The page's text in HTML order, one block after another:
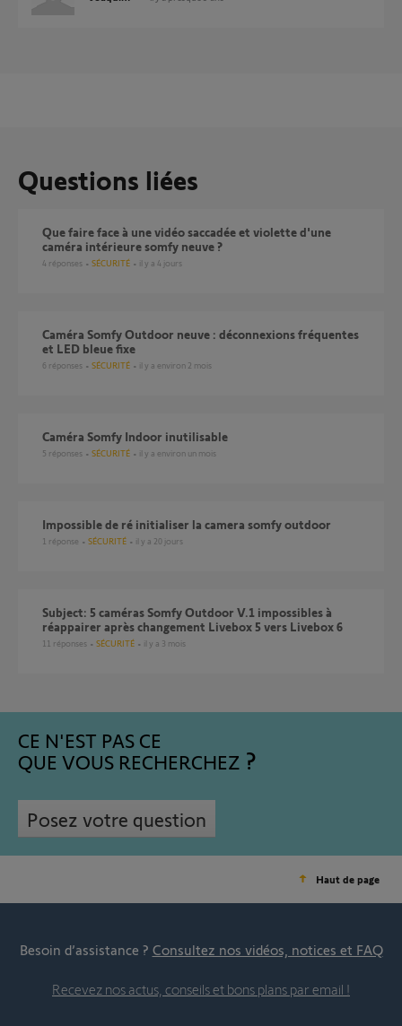
Questions liées
Que faire face à une vidéo saccadée et violette d'une
caméra intérieure somfy neuve ?
4 réponses SÉCURITÉ il y a 4 jours
Caméra Somfy Outdoor neuve : déconnexions fréquentes
et LED bleue fixe
6 réponses SÉCURITÉ il y a environ 2 mois
Caméra Somfy Indoor inutilisable
5 réponses SÉCURITÉ il y a environ un mois
Impossible de ré initialiser la camera somfy outdoor
1 réponse SÉCURITÉ il y a 20 jours
Subject: 5 caméras Somfy Outdoor V.1 impossibles à
réappairer après changement Livebox 5 vers Livebox 6
11 réponses SÉCURITÉ il y a 3 mois
CE N'EST PAS CE
QUE VOUS RECHERCHEZ
Posez votre question
Haut de page
Besoin d’assistance ? Consultez nos vidéos, notices et FAQ
Recevez nos actus, conseils et bons plans par email !